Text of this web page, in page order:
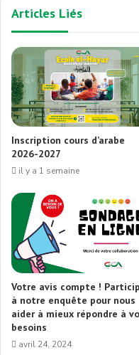
Articles Liés
Inscription cours d’arabe
2026-2027
il y a 1 semaine
Votre avis compte !
à notre enquête pour nous
aider à mieux répondre à
besoins
avril 24, 2024